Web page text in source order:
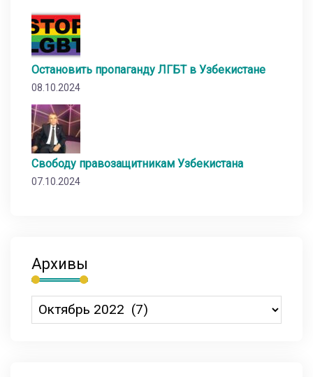
Остановить пропаганду ЛГБТ в Узбекистане
08.10.2024
Свободу правозащитникам Узбекистана
07.10.2024
Архивы